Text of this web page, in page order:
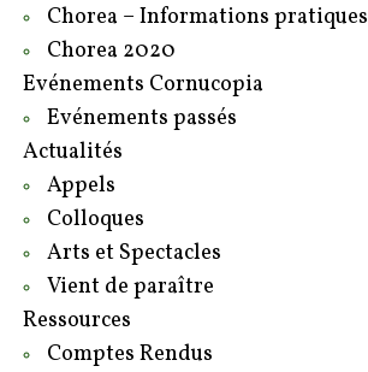
Chorea – Informations pratiques
Chorea 2020
Evénements Cornucopia
Evénements passés
Actualités
Appels
Colloques
Arts et Spectacles
Vient de paraître
Ressources
Comptes Rendus